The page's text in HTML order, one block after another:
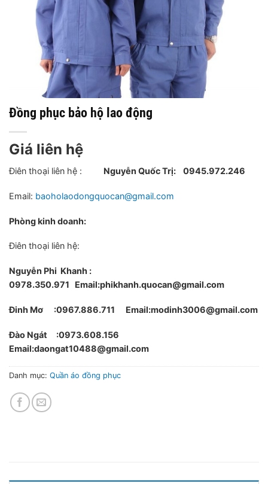
Đồng phục bảo hộ lao động
Giá liên hệ
Điên thoại liên hệ : Nguyễn Quốc Trị: 0945.972.246
Email: baoholaodongquocan@gmail.com
Phòng kinh doanh:
Điên thoại liên hệ:
Nguyễn Phi Khanh :
0978.350.971 Email:phikhanh.quocan@gmail.com
Đinh Mơ :0967.886.711 Email:modinh3006@gmail.com
Đào Ngát :0973.608.156
Email:daongat10488@gmail.com
Danh mục: Quần áo đồng phục